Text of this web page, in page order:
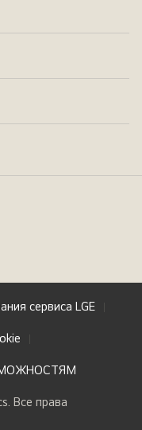
сервиса LGE
Все права